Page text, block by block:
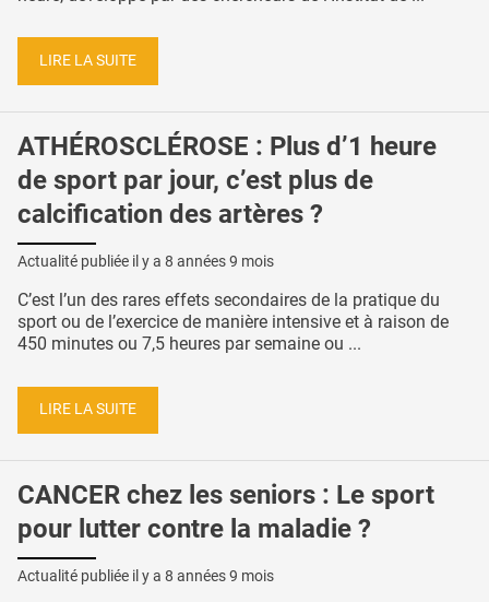
LIRE LA SUITE
ATHÉROSCLÉROSE : Plus d’1 heure
de sport par jour, c’est plus de
calcification des artères ?
Actualité publiée il y a 8 années 9 mois
C’est l’un des rares effets secondaires de la pratique du
sport ou de l’exercice de manière intensive et à raison de
450 minutes ou 7,5 heures par semaine ou ...
LIRE LA SUITE
CANCER chez les seniors : Le sport
pour lutter contre la maladie ?
Actualité publiée il y a 8 années 9 mois